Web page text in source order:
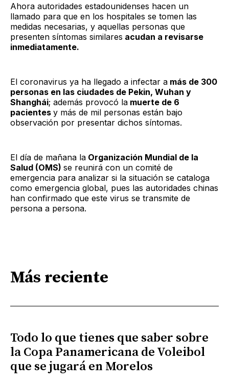
Ahora autoridades estadounidenses hacen un
llamado para que en los hospitales se tomen las
medidas necesarias, y aquellas personas que
presenten síntomas similares acudan a revisarse
inmediatamente.
El coronavirus ya ha llegado a infectar a más de 300
personas en las ciudades de Pekin, Wuhan y
Shanghái; además provocó la muerte de 6
pacientes y más de mil personas están bajo
observación por presentar dichos síntomas.
El día de mañana la Organización Mundial de la
Salud (OMS) se reunirá con un comité de
emergencia para analizar si la situación se cataloga
como emergencia global, pues las autoridades chinas
han confirmado que este virus se transmite de
persona a persona.
Más reciente
Todo lo que tienes que saber sobre
la Copa Panamericana de Voleibol
que se jugará en Morelos